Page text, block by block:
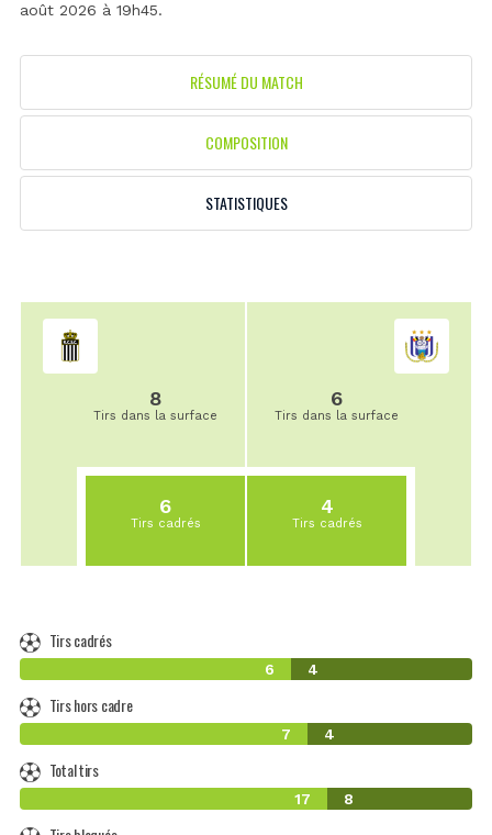
août 2026 à 19h45.
RÉSUMÉ DU MATCH
COMPOSITION
STATISTIQUES
8
Tirs dans la surface
6
Tirs cadrés
6
Tirs dans la surface
4
Tirs cadrés
Tirs cadrés
6 4
Tirs hors cadre
7 4
Total tirs
17 8